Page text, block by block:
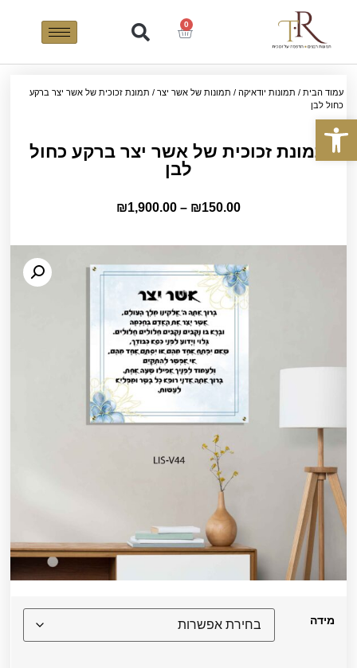
פתח סרגל נגישות
0
עמוד הבית / תמונות יודאיקה / תמונות של אשר יצר / תמונת זכוכית של אשר יצר ברקע
כחול לבן
תמונת זכוכית של אשר יצר ברקע כחול
לבן
₪150.00
–
₪1,900.00
מידה